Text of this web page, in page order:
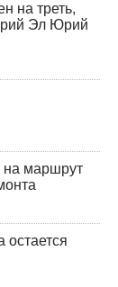
на треть,
Эл Юрий
на маршрут
остается